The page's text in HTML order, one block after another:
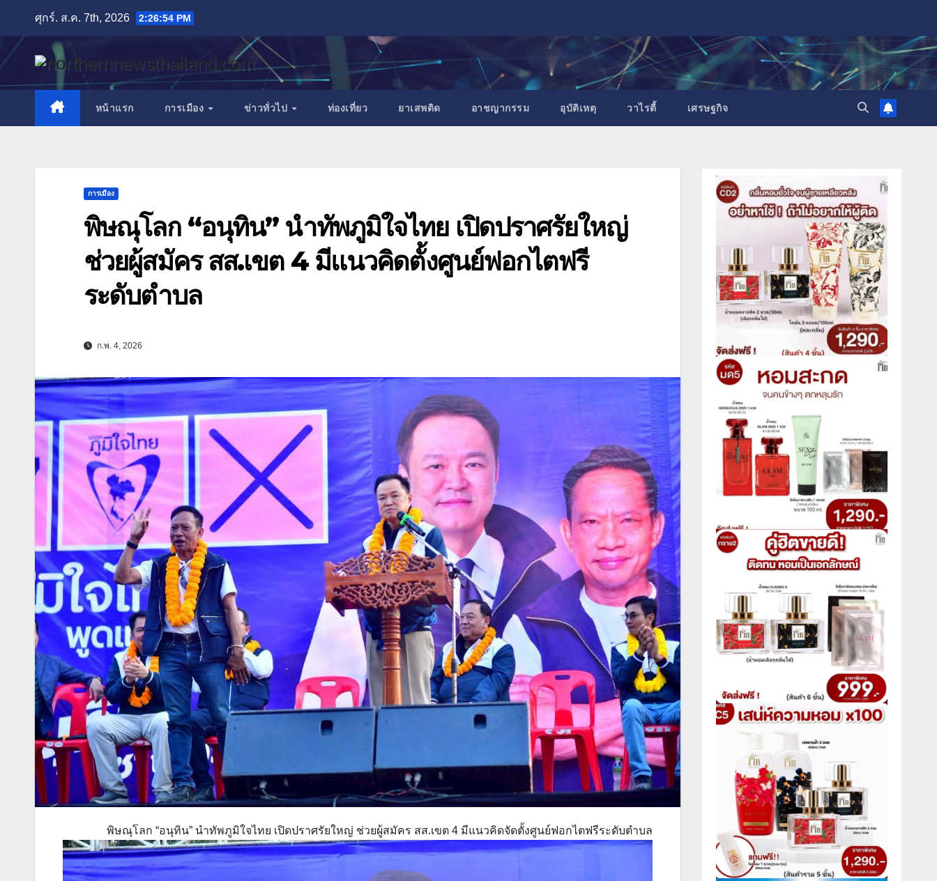
content
ศุกร์. ส.ค. 7th, 2026 2:26:56 PM
หน้าแรก การเมือง ข่าวทั่วไป ท่องเที่ยว ยาเสพติด อาชญากรรม อุบัติเหตุ วาไรตี้ เศรษฐกิจ
การเมือง
พิษณุโลก “อนุทิน” นำทัพภูมิใจไทย เปิดปราศรัยใหญ่
ช่วยผู้สมัคร สส.เขต 4 มีแนวคิดตั้งศูนย์ฟอกไตฟรี
ระดับตำบล
ก.พ. 4, 2026
พิษณุโลก “อนุทิน” นำทัพภูมิใจไทย เปิดปราศรัยใหญ่ ช่วยผู้สมัคร สส.เขต 4 มีแนวคิดจัดตั้งศูนย์ฟอกไตฟรีระดับตำบล